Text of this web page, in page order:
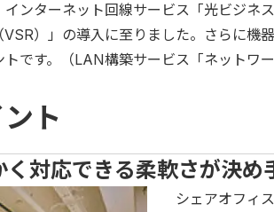
ンターネット回線サービス「光ビジネ
）」の導入に至りました。さらに機
です。（LAN構築サービス「ネットワ
ト
対応できる柔軟さが決め
シェアオフィ